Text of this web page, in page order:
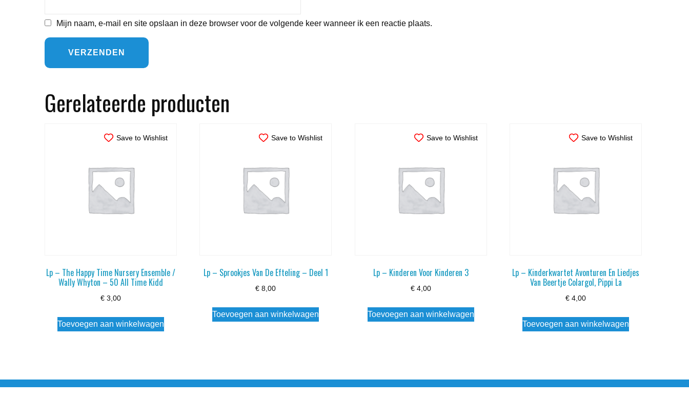
Mijn naam, e-mail en site opslaan in deze browser voor de volgende keer wanneer ik een reactie plaats.
Gerelateerde producten
Save to Wishlist
Lp – The Happy Time Nursery Ensemble /
Wally Whyton – 50 All Time Kidd
€3,00
Toevoegen aan winkelwagen
Save to Wishlist
Lp – Sprookjes Van De Efteling – Deel 1
€ 8,00
Toevoegen aan winkelwagen
Save to Wishlist
Lp – Kinderen Voor Kinderen 3
€4,00
Toevoegen aan winkelwagen
Save to Wishlist
Lp – Kinderkwartet Avonturen En Liedjes
Van Beertje Colargol, Pippi La
€ 4,00
Toevoegen aan winkelwagen